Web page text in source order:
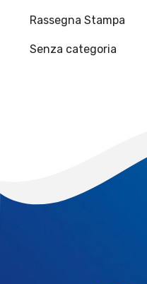
Rassegna Stampa
Senza categoria